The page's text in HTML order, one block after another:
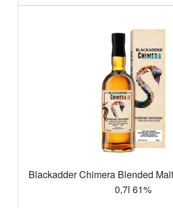
Blackadder Chimera Blended
0,7l 61%